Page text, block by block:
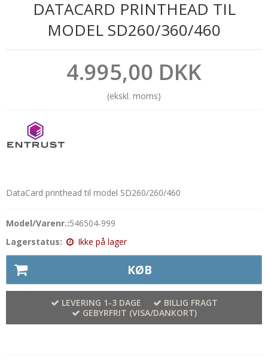
DATACARD PRINTHEAD TIL
MODEL SD260/360/460
4.995,00 DKK
(ekskl. moms)
DataCard printhead til model SD260/260/460
Model/Varenr.:546504-999
Lagerstatus:
Ikke på lager
KØB
LEVERING 1-3 DAGE
BILLIG FRAGT
GEBYRFRIT (VISA/DANKORT)